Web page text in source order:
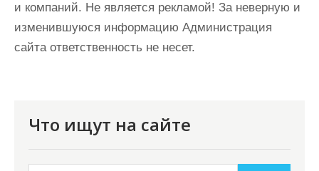
и компаний. Не является рекламой! За неверную и
изменившуюся информацию Администрация
сайта ответственность не несет.
Что ищут на сайте